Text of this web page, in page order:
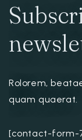
Rolorem,
quam quaerat.
[contact-form-